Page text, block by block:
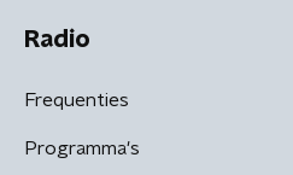
Radio
Frequenties
Programma's